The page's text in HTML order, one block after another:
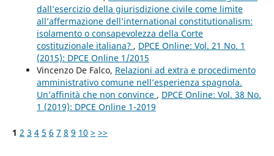
dall’esercizio della giurisdizione civile come limite
all’affermazione dell’international constitutionalism:
isolamento o consapevolezza della Corte
costituzionale italiana? , DPCE Online: Vol. 21 No. 1
(2015): DPCE Online 1/2015
Vincenzo De Falco, Relazioni ad extra e procedimento
amministrativo comune nell’esperienza spagnola.
Un’affinità che non convince , DPCE Online: Vol. 38 No.
1 (2019): DPCE Online 1-2019
1 2 3 4 5 6 7 8 9 10 > >>